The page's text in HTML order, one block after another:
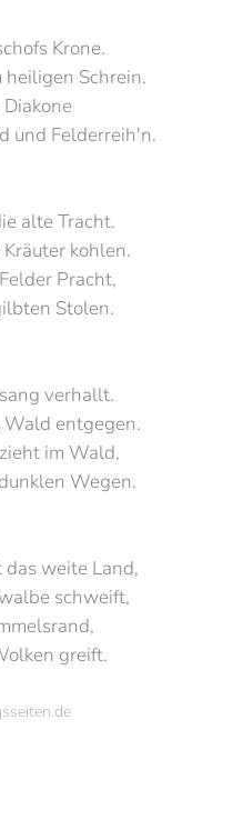
Krone.
Schrein.
und Felderreih'n.
alte Tracht.
kohlen.
Pracht,
Stolen.
verhallt.
Wald entgegen.
im Wald,
Wegen.
weite Land,
schweift,
greift.